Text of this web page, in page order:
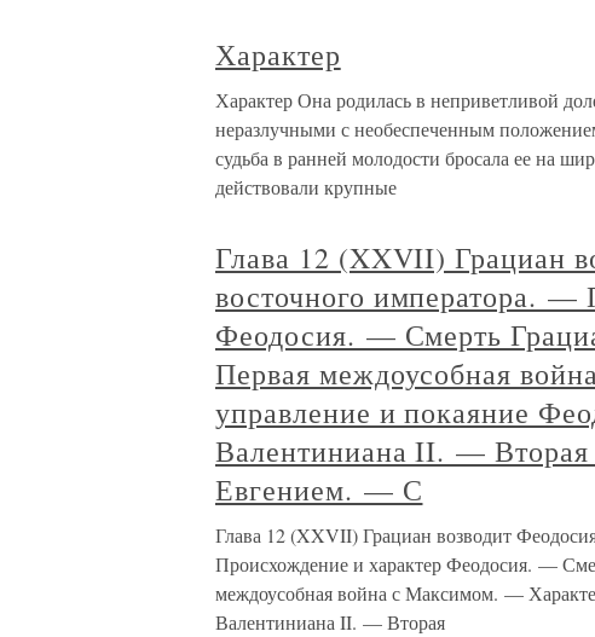
Характер
Характер Она родилась в неприветливой
неразлучными с необеспеченным
судьба в ранней молодости бросала ее на
действовали крупные
Глава 12 (XXVII) Грациан
восточного императора. —
Феодосия. — Смерть
Первая междоусобная
управление и покаяние
Валентиниана II. — Вторая
Евгением. — С
Глава 12 (XXVII) Грациан возводит
Происхождение и характер Феодосия. —
междоусобная война с Максимом. —
Валентиниана II. — Вторая